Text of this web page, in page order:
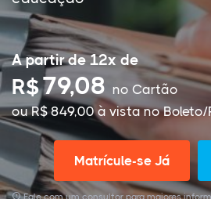
A partir de 12x de
R$79,08 no Cartão
ou R$ 849,00 à vista no Boleto/
Matrícule-se Já
Fale com um consultor para maiores